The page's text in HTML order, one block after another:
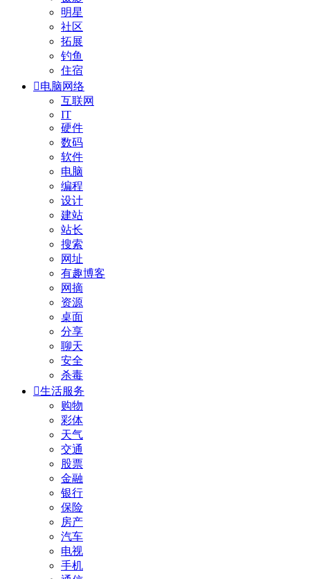
明星
社区
拓展
钓鱼
住宿
电脑网络
互联网
IT
硬件
数码
软件
电脑
编程
设计
建站
站长
搜索
网址
有趣博客
网摘
资源
桌面
分享
聊天
安全
杀毒
生活服务
购物
彩体
天气
交通
股票
金融
银行
保险
房产
汽车
电视
手机